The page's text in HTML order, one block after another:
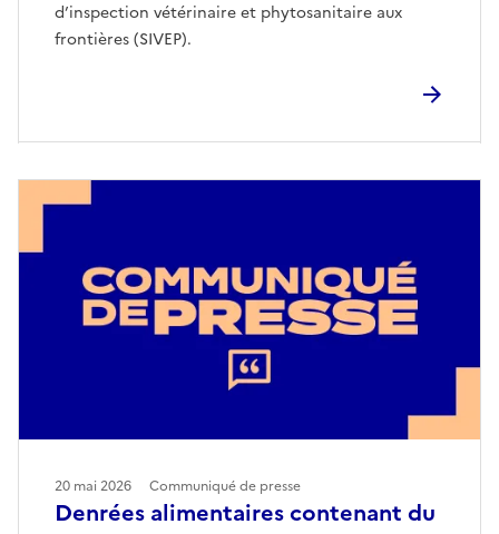
d’inspection vétérinaire et phytosanitaire aux
frontières (SIVEP).
Denrées alimentaires contenant du
20 mai 2026 Communiqué de presse